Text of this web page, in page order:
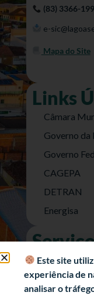
(83) 3366-
e-
Mapa do Site
Links
Câmara
Governo da
Governo
CAGEPA
DETRAN
Energisa
Nota Fiscal
e-SIC
Este site
experiência de
analisar o